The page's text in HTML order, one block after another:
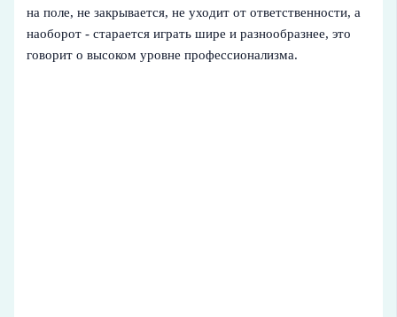
на поле, не закрывается, не уходит от ответственности, а
наоборот - старается играть шире и разнообразнее, это
говорит о высоком уровне профессионализма.